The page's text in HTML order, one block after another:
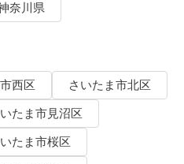
奈川県
西区
さいたま市北区
たま市見沼区
たま市桜区